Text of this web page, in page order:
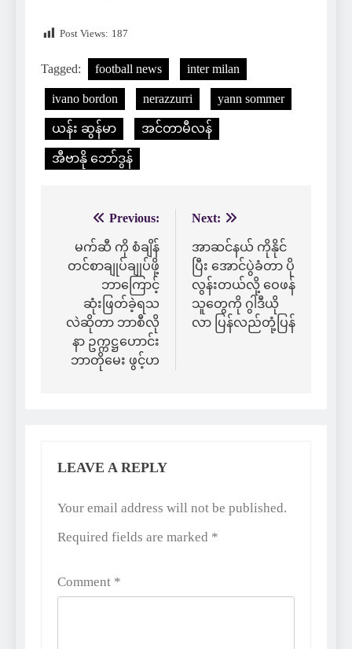
Post Views: 187
Tagged: football news inter milan
ivano bordon nerazzurri yann sommer
ယန်း ဆွန်မာ အင်တာမီလန်
အီဗာနို ဘော်ဒွန်
navigation
Previous:
မက်ဆီ ကို စံချိန်
တင်စာချုပ်ချုပ်ဖို့
ဘာကြောင့်
ဆုံးဖြတ်ခဲ့ရသ
လဲဆိုတာ ဘာစီလို
နာ ဥက္ကဋ္ဌဟောင်း
ဘာတိုမေး ဖွင့်ဟ
Next:
အာဆင်နယ် ကိုနိုင်
ပြီး အောင်ပွဲခံတာ ပို
လွန်းတယ်လို့ ဝေဖန်
သူတွေကို ဂွါဒီယို
လာ ပြန်လည်တုံ့ပြန်
LEAVE A REPLY
Your email address will not be published.
Required fields are marked *
Comment *
Alternative: